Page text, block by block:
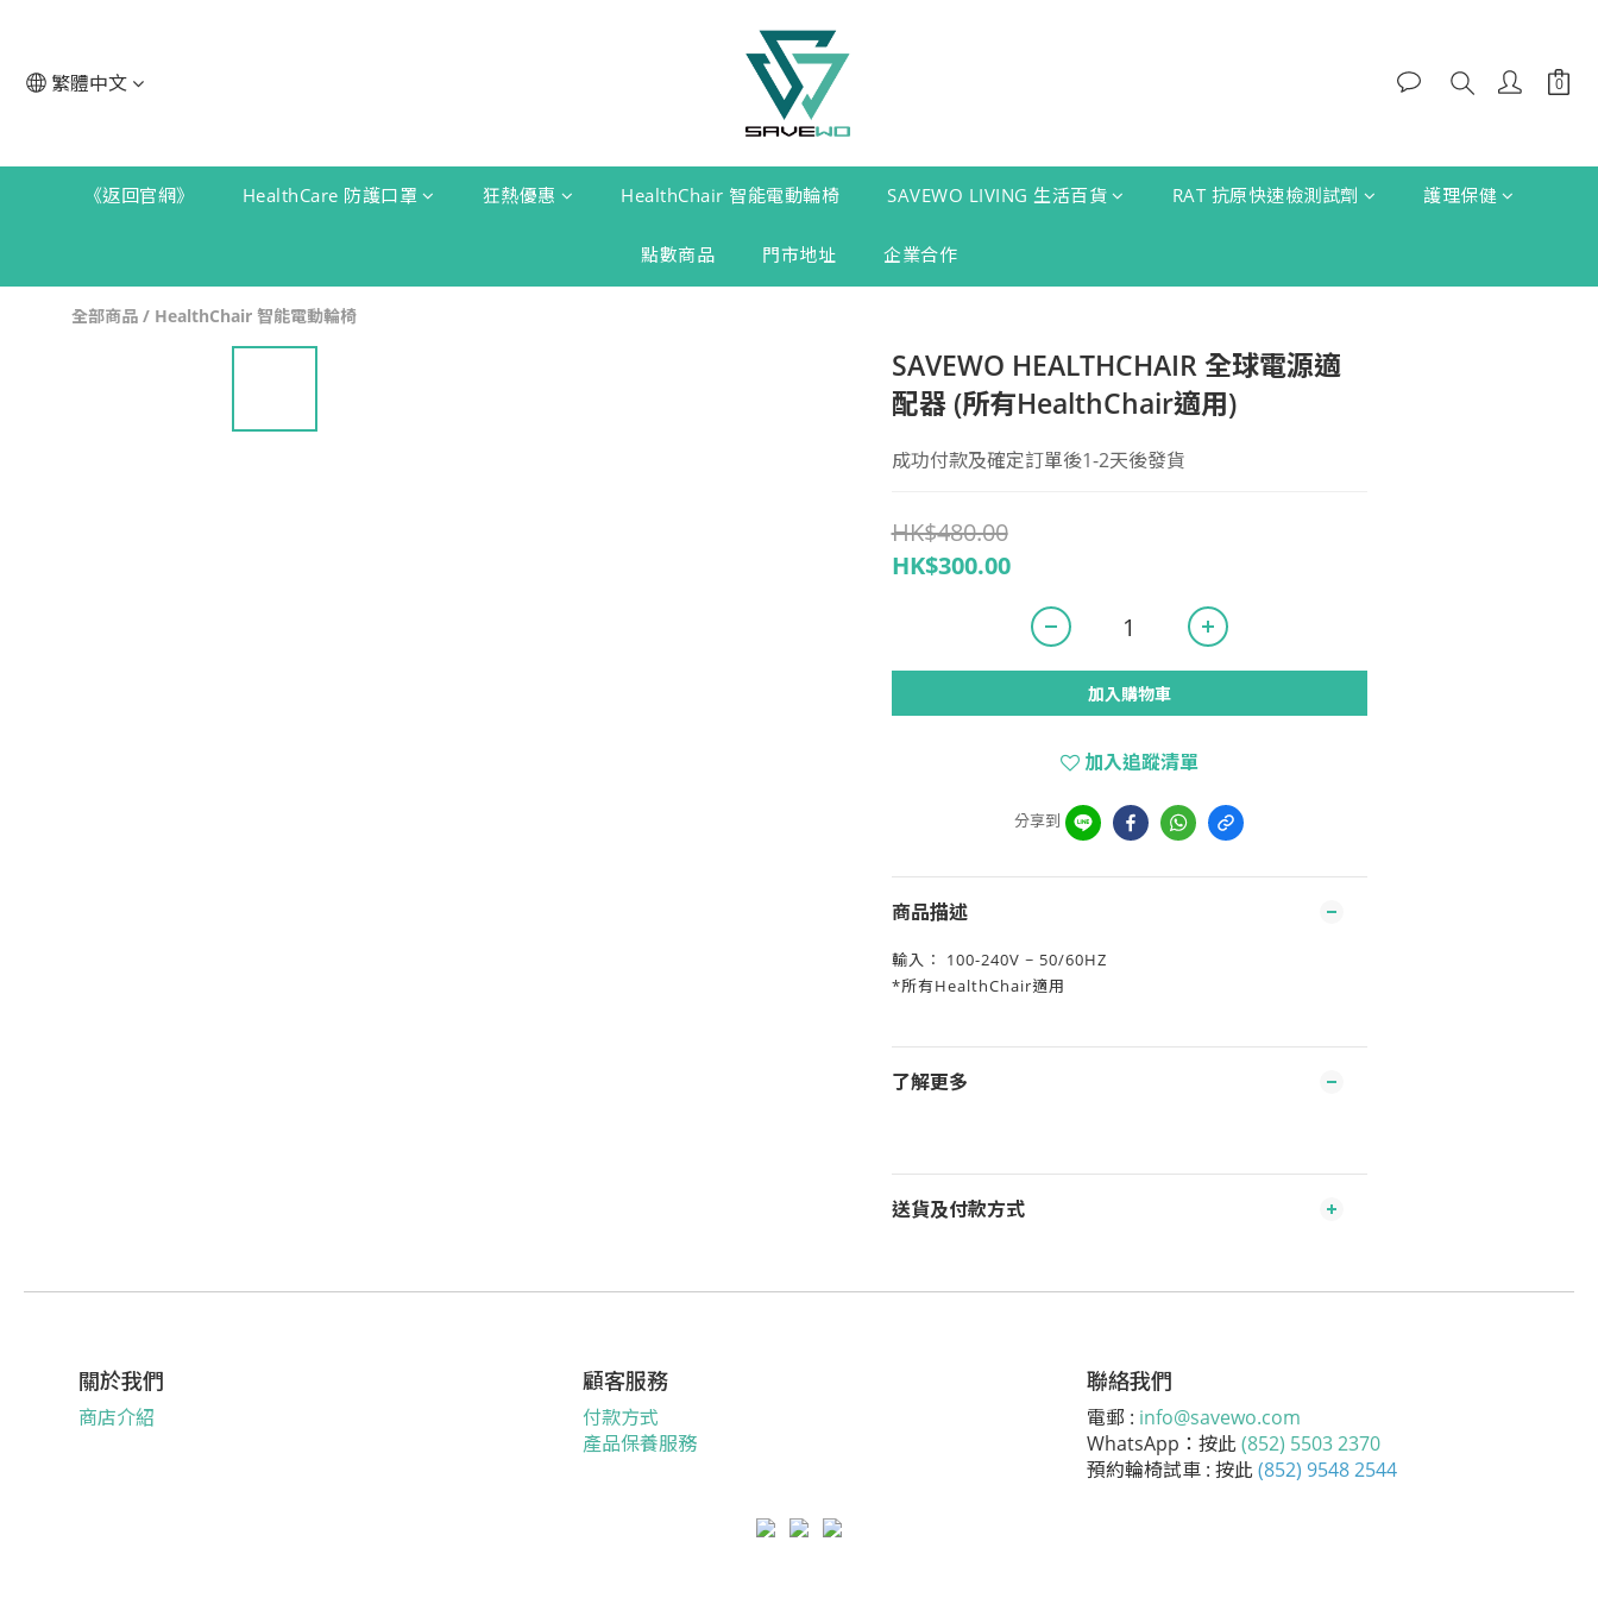
繁體中文
《返回官網》 HealthCare 防護口罩 狂熱優惠 HealthChair 智能電動輪椅 SAVEWO LIVING 生活百貨 RAT 抗原快速檢測試劑 護理保健
點數商品 門市地址 企業合作
全部商品 / HealthChair 智能電動輪椅
SAVEWO HEALTHCHAIR 全球電源適
配器 (所有HealthChair適用)
成功付款及確定訂單後1-2天後發貨
HK$480.00
HK$300.00
加入購物車
加入追蹤清單
分享到
商品描述
輸入︰ 100-240V ~ 50/60HZ
*所有HealthChair適用
了解更多
送貨及付款方式
關於我們
商店介紹
顧客服務
付款方式
產品保養服務
聯絡我們
電郵 : info@savewo.com
WhatsApp：按此 (852) 5503 2370
預約輪椅試車 : 按此 (852) 9548 2544